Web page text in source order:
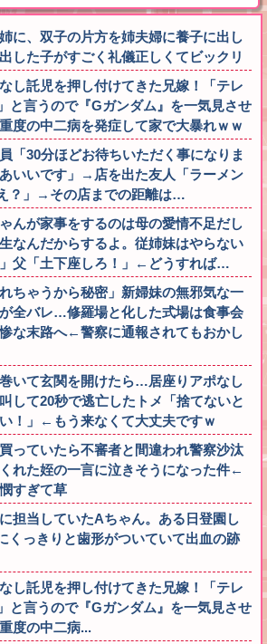
に、双子の片方を姉夫婦に養子に出し
した子がすごく礼儀正しくてビックリ
し託児を押し付けてきた兄嫁！「テレ
と言うので『Gガンダム』を一気見させ
の中二病を発症して家で大暴れｗｗ
「30分ほどお待ちいただく事になりま
いいです」→店を出た友人「ラーメン
？」→その店までの距離は…
んが家事をするのは母の愛情不足だし
なんだからするよ。従姉妹はやらない
父「土下座しろ！」←どうすれば…
ちゃうから秘密」新婦妹の無邪気な一
全バレ…修羅場と化した式場は食事会
な末路へ←警察に通報されてもおかし
いて玄関を開けたら…居座りアポなし
して20秒で逃亡したトメ「捨てないと
！」←もう来なくて大丈夫ですｗ
っていたら不審者と間違われ警察沙汰
れた姪の一言に泣きそうになった件←
すぎて草
担当していたAちゃん。ある日登園し
くっきりと歯形がついていて出血の跡
し託児を押し付けてきた兄嫁！「テレ
と言うので『Gガンダム』を一気見させ
度の中二病...